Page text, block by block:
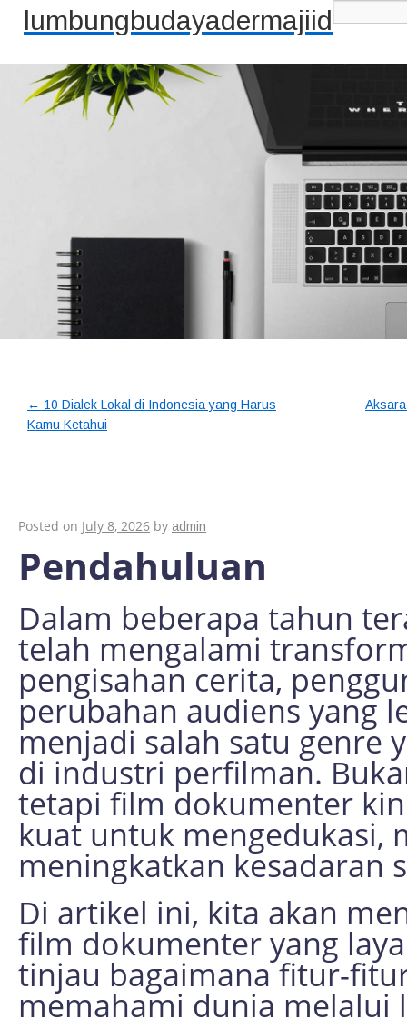
lumbungbudayadermajiid
← 10 Dialek Lokal di Indonesia yang Harus
Kamu Ketahui
Posted on July 8, 2026 by admin
Pendahuluan
Dalam beberapa tahun
telah mengalami
pengisahan cerita,
perubahan audiens yang
menjadi salah satu genre
di industri perfilman.
tetapi film dokumenter
kuat untuk mengedukasi,
meningkatkan kesadaran
Di artikel ini, kita akan
film dokumenter yang
tinjau bagaimana fitur-
memahami dunia melalui